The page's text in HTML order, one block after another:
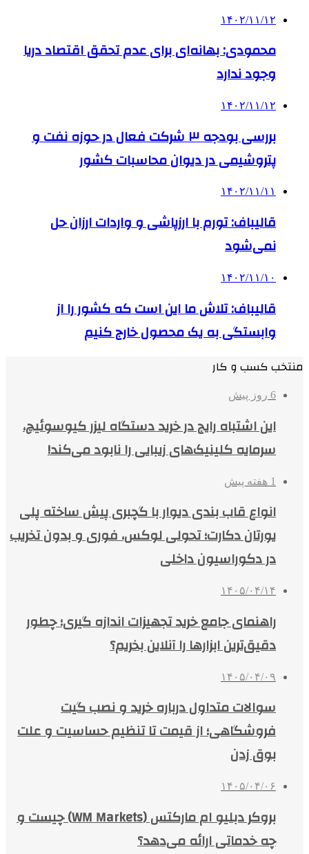
۱۴۰۲/۱۱/۱۲
محمودی: بهانه‌ای برای عدم تحقق اقتصاد دریا
وجود ندارد
۱۴۰۲/۱۱/۱۲
بررسی بودجه ۳ شرکت‌ فعال در حوزه نفت و
پتروشیمی در دیوان محاسبات کشور
۱۴۰۲/۱۱/۱۱
قالیباف: تورم با ارزپاشی و واردات ارزان حل
نمی‌شود
۱۴۰۲/۱۱/۱۰
قالیباف: تلاش ما این است که کشور را از
وابستگی به یک محصول خارج کنیم
منتخب کسب و کار
6 روز پیش
این اشتباه رایج در خرید دستگاه لیزر کیوسوئیچ،
سرمایه کلینیک‌های زیبایی را نابود می‌کند!
1 هفته پیش
انواع قاب بندی دیوار با گچبری پیش ساخته پلی
یورتان دکارت؛ تحولی لوکس، فوری و بدون تخریب
در دکوراسیون داخلی
۱۴۰۵/۰۴/۱۴
راهنمای جامع خرید تجهیزات اندازه گیری؛ چطور
دقیق‌ترین ابزارها را آنلاین بخریم؟
۱۴۰۵/۰۴/۰۹
سوالات متداول درباره خرید و نصب گیت
فروشگاهی؛ از قیمت تا تنظیم حساسیت و علت
بوق زدن
۱۴۰۵/۰۴/۰۶
بروکر دبلیو ام مارکتس (WM Markets) چیست و
چه خدماتی ارائه می‌دهد؟